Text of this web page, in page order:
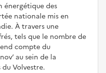
énergétique des
nationale mis en
À travers une
tels que le nombre de
compte du
au sein de la
Volvestre.